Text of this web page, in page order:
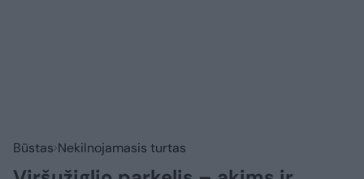
Būstas Nekilnojamasis turtas